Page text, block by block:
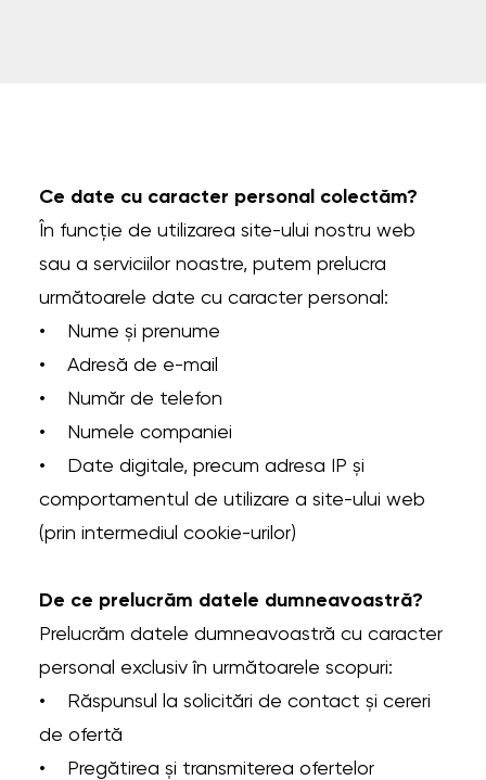
Ce date cu caracter personal colectăm?
În funcție de utilizarea site-ului nostru web
sau a serviciilor noastre, putem prelucra
următoarele date cu caracter personal:
• Nume și prenume
• Adresă de e-mail
• Număr de telefon
• Numele companiei
• Date digitale, precum adresa IP și
comportamentul de utilizare a site-ului web
(prin intermediul cookie-urilor)
De ce prelucrăm datele dumneavoastră?
Prelucrăm datele dumneavoastră cu caracter
personal exclusiv în următoarele scopuri:
• Răspunsul la solicitări de contact și cereri
de ofertă
• Pregătirea și transmiterea ofertelor